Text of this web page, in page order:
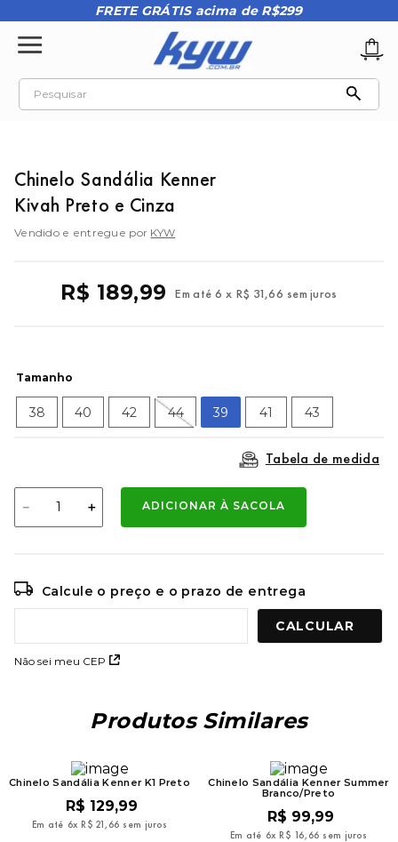
FRETE GRÁTIS acima de R$299
Pesquisar
Chinelo Sandália Kenner
Kivah Preto e Cinza
Vendido e entregue por KYW
R$ 189,99 Em até 6 x R$ 31,66 sem juros
Tamanho
38 40 42 44 39 41 43
Tabela de medida
＋
－ ADICIONAR À SACOLA
Calcule o preço e o prazo de entrega
Não sei meu CEP
Produtos Similares
Chinelo Sandália Kenner K1 Preto
R$ 129,99
Em até 6x R$ 21 , 66 sem juros
Chinelo Sandália Kenner Summer
Branco/Preto
R$ 99,99
Em até 6x R$ 16, 66 sem juros
2º oakley
kenner
8º regata
9º mochila oakley